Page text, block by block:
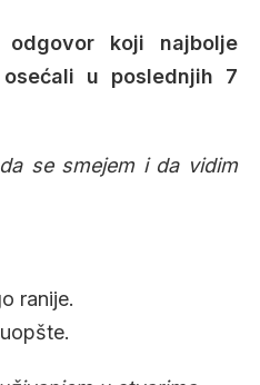
odgovor koji najbolje
u poslednjih 7
se smejem i da vidim
ranije.